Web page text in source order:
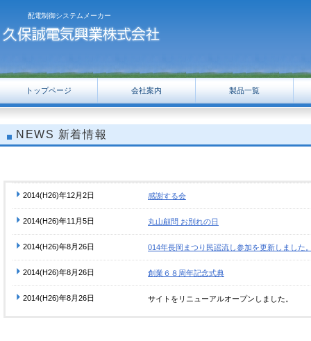
配電制御システムメーカー
NEWS 新着情報
2014(H26)年12月2日 感謝する会
2014(H26)年11月5日 丸山顧問 お別れの日
2014(H26)年8月26日 014年長岡まつり民謡流し参加を更新しました
2014(H26)年8月26日 創業６８周年記念式典
2014(H26)年8月26日 サイトをリニューアルオープンしました。
トップページ 会社案内 製品一覧